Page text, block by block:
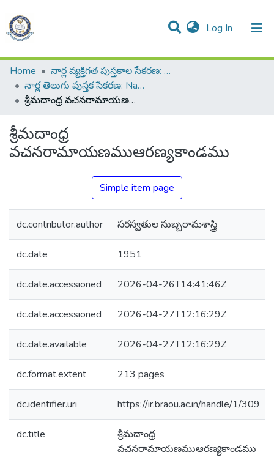
Log In (current)
Resources
Statistics
All of DSpace
Home
నార్ల వ్యక్తిగత పుస్తకాల సేకరణ: Narla Personal Collection of Books
నార్ల తెలుగు పుస్తక సేకరణ: Narla Telugu Book Collection
శ్రీమదాంధ్ర వచనరామాయణముఆరణ్యకాండము
శ్రీమదాంధ్ర
వచనరామాయణముఆరణ్యకాండము
Simple item page
dc.contributor.author సరస్వతుల సుబ్బరామశాస్త్రి
dc.date 1951
dc.date.accessioned 2026-04-26T14:41:46Z
dc.date.accessioned 2026-04-27T12:16:29Z
dc.date.available 2026-04-27T12:16:29Z
dc.format.extent 213 pages
dc.identifier.uri https://ir.braou.ac.in/handle/1/309
dc.title
శ్రీమదాంధ్ర
వచనరామాయణముఆరణ్యకాండము